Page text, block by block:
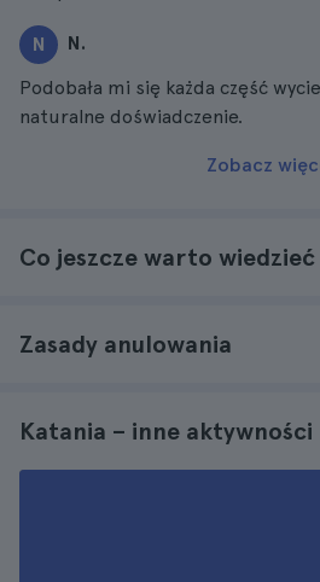
N N.
Podobała mi się każda część
naturalne doświadczenie.
Zobacz
Co jeszcze warto wiedzieć
Zasady anulowania
Katania – inne aktywności